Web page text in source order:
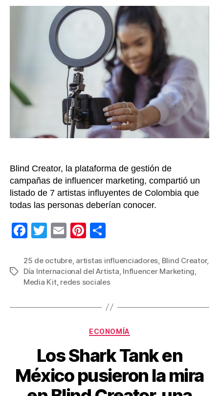
entrada
de
Blind Creator, la plataforma de gestión de
campañas de influencer marketing, compartió un
listado de 7 artistas influyentes de Colombia que
todas las personas deberían conocer.
F
c
e
o
T
tt
er
E
ail
Pi
er
e
m
p
tir
Etiquetas
25 de octubre, artistas influenciadores, Blind Creator,
Día Internacional del Artista, Influencer Marketing,
Media Kit, redes sociales
Categorías
ECONOMÍA
Los Shark Tank en
México pusieron la mira